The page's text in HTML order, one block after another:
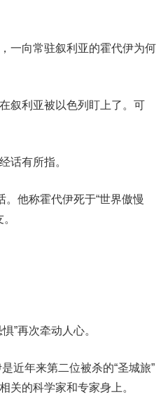
一向常驻叙利亚的霍代伊为何
叙利亚被以色列盯上了。 可
有所指。
他称霍代伊死于“世界傲慢
”再次牵动人心。
是近年来第二位被杀的“圣城旅”
关的科学家和专家身上。